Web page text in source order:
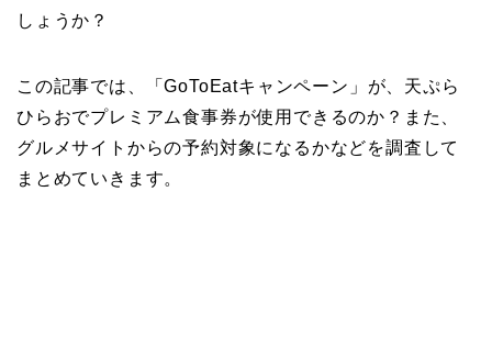
しょうか？
この記事では、「GoToEatキャンペーン」が、天ぷら
ひらおでプレミアム食事券が使用できるのか？また、
グルメサイトからの予約対象になるかなどを調査して
まとめていきます。